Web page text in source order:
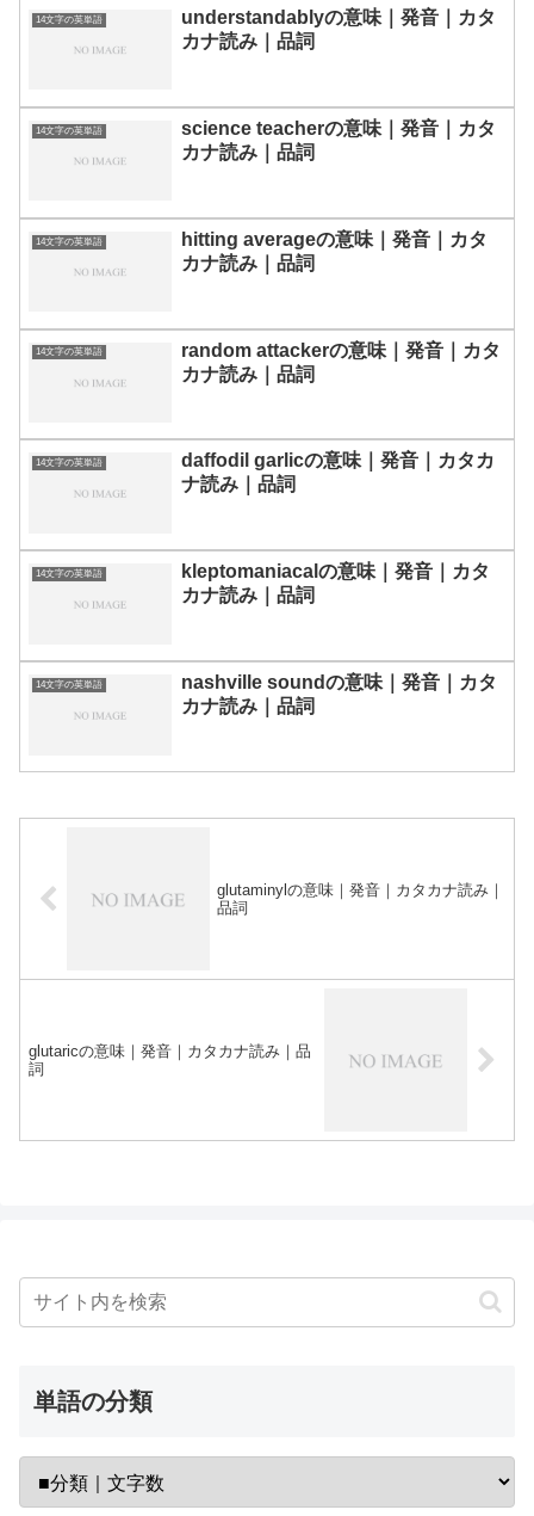
14文字の英単語
understandablyの意味｜発音｜カタ
カナ読み｜品詞
14文字の英単語
science teacherの意味｜発音｜カタ
カナ読み｜品詞
14文字の英単語
hitting averageの意味｜発音｜カタ
カナ読み｜品詞
14文字の英単語
random attackerの意味｜発音｜カタ
カナ読み｜品詞
14文字の英単語
daffodil garlicの意味｜発音｜カタカ
ナ読み｜品詞
14文字の英単語
kleptomaniacalの意味｜発音｜カタ
カナ読み｜品詞
14文字の英単語
nashville soundの意味｜発音｜カタ
カナ読み｜品詞
glutaminylの意味｜発音｜カタカナ読み｜
品詞
glutaricの意味｜発音｜カタカナ読み｜品
詞
単語の分類